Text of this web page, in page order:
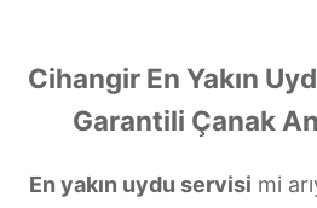
Cihangir En Yakın
Garantili Çanak
En yakın uydu servisi mi